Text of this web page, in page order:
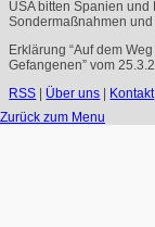
USAbitten Spanien und
Sondermaßnahmen
Erklärung “Auf dem
Gefangenen” vom
RSS | Über uns | Kontakt
Zurück zum Menu